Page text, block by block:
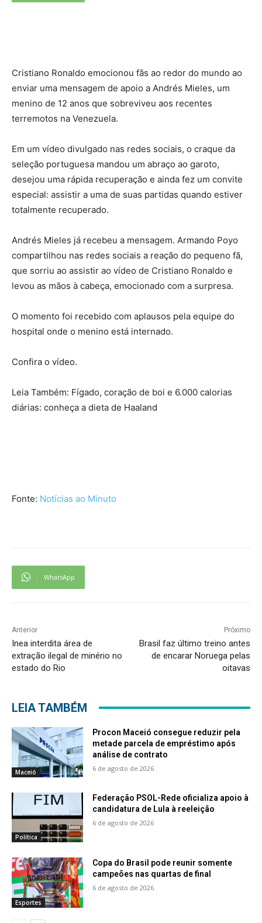
Cristiano Ronaldo emocionou fãs ao redor do mundo ao
enviar uma mensagem de apoio a Andrés Mieles, um
menino de 12 anos que sobreviveu aos recentes
terremotos na Venezuela.
Em um vídeo divulgado nas redes sociais, o craque da
seleção portuguesa mandou um abraço ao garoto,
desejou uma rápida recuperação e ainda fez um convite
especial: assistir a uma de suas partidas quando estiver
totalmente recuperado.
Andrés Mieles já recebeu a mensagem. Armando Poyo
compartilhou nas redes sociais a reação do pequeno fã,
que sorriu ao assistir ao vídeo de Cristiano Ronaldo e
levou as mãos à cabeça, emocionado com a surpresa.
O momento foi recebido com aplausos pela equipe do
hospital onde o menino está internado.
Confira o vídeo.
Leia Também: Fígado, coração de boi e 6.000 calorias
diárias: conheça a dieta de Haaland
Fonte: Notícias ao Minuto
WhatsApp
Anterior
Inea interdita área de
extração ilegal de minério no
estado do Rio
Próximo
Brasil faz último treino antes
de encarar Noruega pelas
oitavas
LEIA TAMBÉM
Maceió
Procon Maceió consegue reduzir pela
metade parcela de empréstimo após
análise de contrato
6 de agosto de 2026
Política
Federação PSOL-Rede oficializa apoio à
candidatura de Lula à reeleição
6 de agosto de 2026
Esportes
Copa do Brasil pode reunir somente
campeões nas quartas de final
6 de agosto de 2026